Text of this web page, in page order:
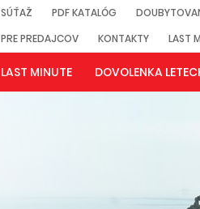
SÚŤAŽ PDF KATALÓG
PRE PREDAJCOV
KONTAKTY LAST
LAST MINUTE DOVOLENKA